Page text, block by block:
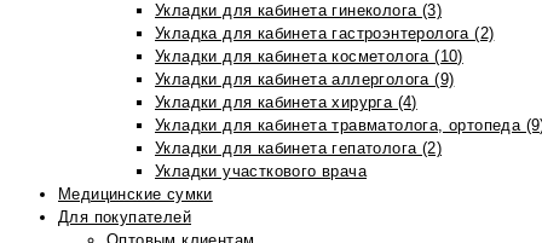
Укладки для кабинета гинеколога (3)
Укладка для кабинета гастроэнтеролога (2)
Укладки для кабинета косметолога (10)
Укладки для кабинета аллерголога (9)
Укладки для кабинета хирурга (4)
Укладки для кабинета травматолога, ортопеда
Укладки для кабинета гепатолога (2)
Укладки участкового врача
Медицинские сумки
Для покупателей